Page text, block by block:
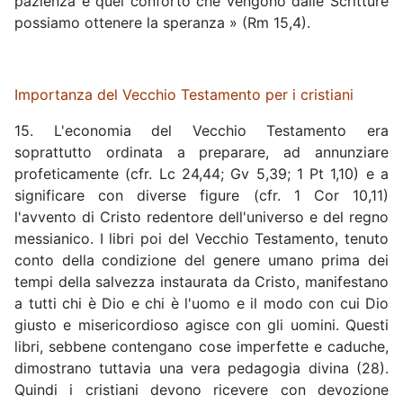
possiamo ottenere la speranza » (Rm 15,4).
Importanza del Vecchio Testamento per i cristiani
15. L'economia del Vecchio Testamento era
soprattutto ordinata a preparare, ad annunziare
profeticamente (cfr. Lc 24,44; Gv 5,39; 1 Pt 1,10) e a
significare con diverse figure (cfr. 1 Cor 10,11)
l'avvento di Cristo redentore dell'universo e del regno
messianico. I libri poi del Vecchio Testamento, tenuto
conto della condizione del genere umano prima dei
tempi della salvezza instaurata da Cristo, manifestano
a tutti chi è Dio e chi è l'uomo e il modo con cui Dio
giusto e misericordioso agisce con gli uomini. Questi
libri, sebbene contengano cose imperfette e caduche,
dimostrano tuttavia una vera pedagogia divina (28).
Quindi i cristiani devono ricevere con devozione